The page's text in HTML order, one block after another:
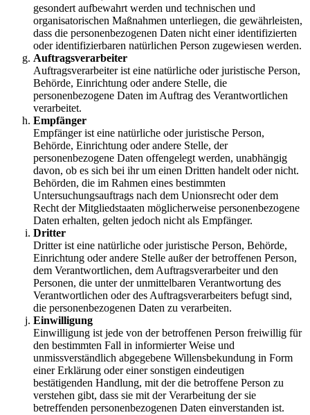
gesondert aufbewahrt werden und technischen und
organisatorischen Maßnahmen unterliegen, die gewährleisten,
dass die personenbezogenen Daten nicht einer identifizierten
oder identifizierbaren natürlichen Person zugewiesen werden.
Auftragsverarbeiter
Auftragsverarbeiter ist eine natürliche oder juristische Person,
Behörde, Einrichtung oder andere Stelle, die
personenbezogene Daten im Auftrag des Verantwortlichen
verarbeitet.
Empfänger
Empfänger ist eine natürliche oder juristische Person,
Behörde, Einrichtung oder andere Stelle, der
personenbezogene Daten offengelegt werden, unabhängig
davon, ob es sich bei ihr um einen Dritten handelt oder nicht.
Behörden, die im Rahmen eines bestimmten
Untersuchungsauftrags nach dem Unionsrecht oder dem
Recht der Mitgliedstaaten möglicherweise personenbezogene
Daten erhalten, gelten jedoch nicht als Empfänger.
Dritter
Dritter ist eine natürliche oder juristische Person, Behörde,
Einrichtung oder andere Stelle außer der betroffenen Person,
dem Verantwortlichen, dem Auftragsverarbeiter und den
Personen, die unter der unmittelbaren Verantwortung des
Verantwortlichen oder des Auftragsverarbeiters befugt sind,
die personenbezogenen Daten zu verarbeiten.
Einwilligung
Einwilligung ist jede von der betroffenen Person freiwillig für
den bestimmten Fall in informierter Weise und
unmissverständlich abgegebene Willensbekundung in Form
einer Erklärung oder einer sonstigen eindeutigen
bestätigenden Handlung, mit der die betroffene Person zu
verstehen gibt, dass sie mit der Verarbeitung der sie
betreffenden personenbezogenen Daten einverstanden ist.